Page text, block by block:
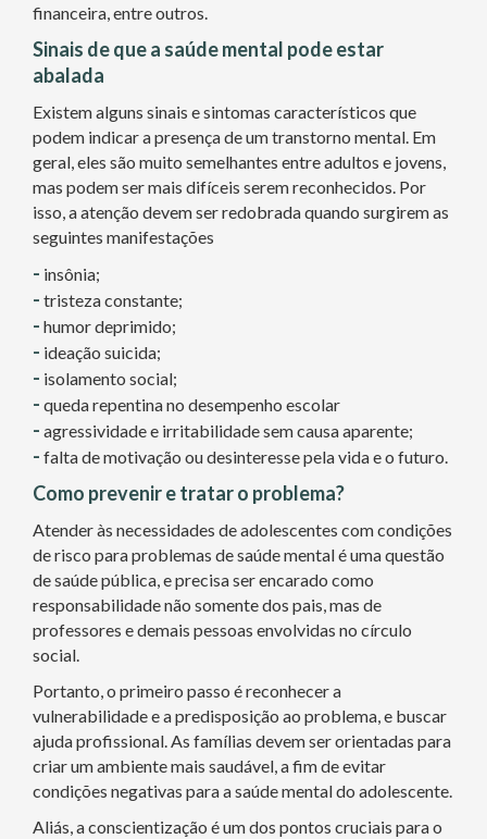
financeira, entre outros.
Sinais de que a saúde mental pode estar
abalada
Existem alguns sinais e sintomas característicos que
podem indicar a presença de um transtorno mental. Em
geral, eles são muito semelhantes entre adultos e jovens,
mas podem ser mais difíceis serem reconhecidos. Por
isso, a atenção devem ser redobrada quando surgirem as
seguintes manifestações
- insônia;
- tristeza constante;
- humor deprimido;
- ideação suicida;
- isolamento social;
- queda repentina no desempenho escolar
- agressividade e irritabilidade sem causa aparente;
- falta de motivação ou desinteresse pela vida e o futuro.
Como prevenir e tratar o problema?
Atender às necessidades de adolescentes com condições
de risco para problemas de saúde mental é uma questão
de saúde pública, e precisa ser encarado como
responsabilidade não somente dos pais, mas de
professores e demais pessoas envolvidas no círculo
social.
Portanto, o primeiro passo é reconhecer a
vulnerabilidade e a predisposição ao problema, e buscar
ajuda profissional. As famílias devem ser orientadas para
criar um ambiente mais saudável, a fim de evitar
condições negativas para a saúde mental do adolescente.
Aliás, a conscientização é um dos pontos cruciais para o